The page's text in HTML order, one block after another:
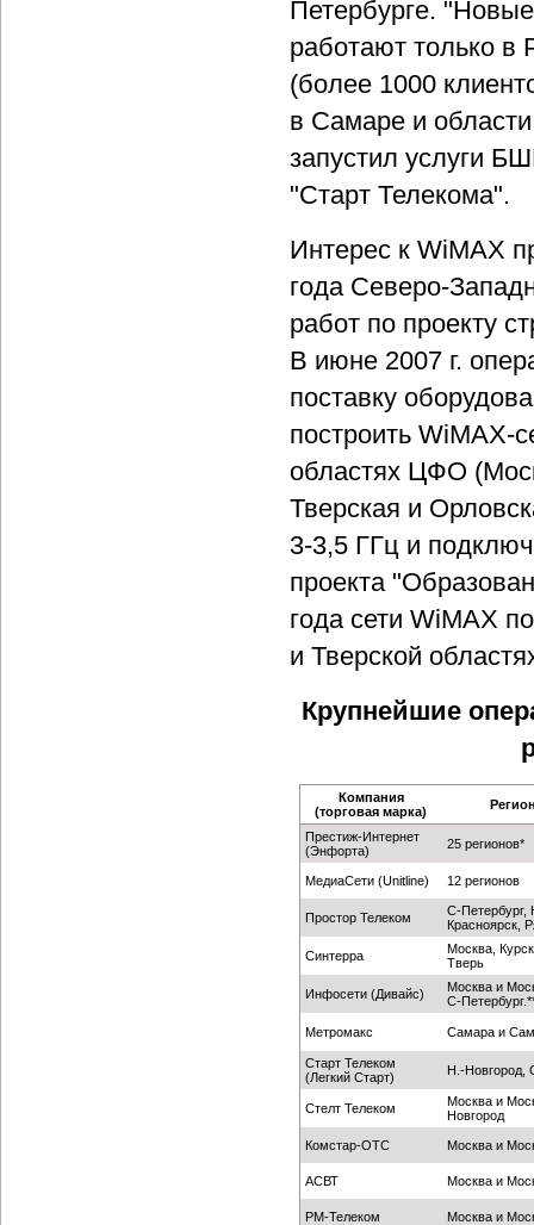
Петербурге.
работают только
(более 1000
в Самаре и
запустил услуги
"Старт Телекома".
Интерес к WiMAX
года Северо-
работ по проекту
В июне 2007 г.
поставку
построить WiMAX-
областях ЦФО
Тверская и
3-3,5 ГГц и
проекта
года сети WiMAX
и Тверской
Крупнейшие
Компания
(торговая марка)
Престиж-Интернет
(Энфорта)
25 регионов*
МедиаСети (Unitline) 12 регионов
Простор Телеком
С-Петербург,
Красноярск,
Синтерра
Москва,
Тверь
Инфосети (Дивайс)
Москва и
С-
Метромакс Самара и
Старт Телеком
(Легкий Старт)
Н.-Новгород,
Стелт Телеком
Москва и
Новгород
Комстар-ОТС Москва и
АСВТ Москва и
PM-Телеком Москва и